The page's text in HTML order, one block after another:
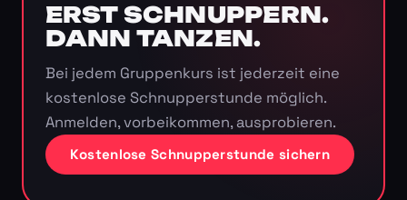
ERST SCHNUPPERN.
DANN TANZEN.
Bei jedem Gruppenkurs ist jederzeit eine
kostenlose Schnupperstunde möglich.
Anmelden, vorbeikommen, ausprobieren.
Kostenlose Schnupperstunde sichern